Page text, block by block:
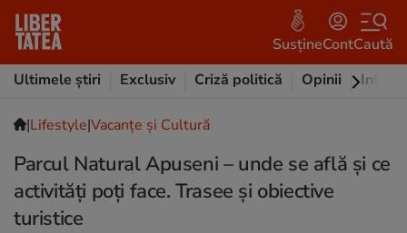
SusțineContCaută
Ultimele știri
Exclusiv Criză politică Opinii
|Lifestyle|Vacanțe și Cultură
Parcul Natural Apuseni – unde se află și ce
activități poți face. Trasee și obiective
turistice